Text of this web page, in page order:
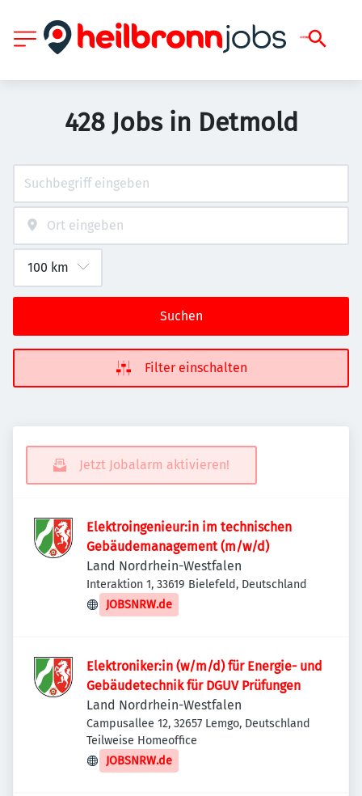
428 Jobs in Detmold
Suchen
Filter einschalten
Jetzt Jobalarm aktivieren!
Elektroingenieur:in im technischen
Gebäudemanagement (m/w/d)
Land Nordrhein-Westfalen
Interaktion 1, 33619 Bielefeld, Deutschland
JOBSNRW.de
Elektroniker:in (w/m/d) für Energie- und
Gebäudetechnik für DGUV Prüfungen
Land Nordrhein-Westfalen
Campusallee 12, 32657 Lemgo, Deutschland
Teilweise Homeoffice
JOBSNRW.de